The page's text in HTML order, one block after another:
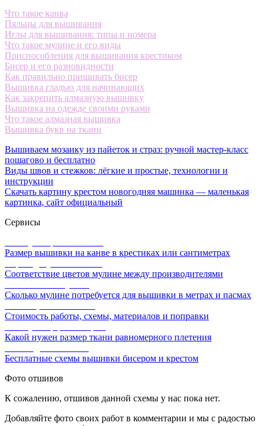
Что такое канва
Пяльцы для вышивания
Иглы для вышивания: типы и номера
Что такое мулине и его виды
Приспособления для вышивания крестиком
Бисер и его разновидности
Как правильно пришивать бисер
Вышивка гладью для начинающих
Как закрепить алмазную вышивку
Вышивка на одежде своими руками
Что такое алмазная вышивка
Вышивка букв на ткани
Вышиваем мозаику из пайеток и страз: ручной мастер-класс
пошагово и бесплатно
Виды швов и стежков: лёгкие и простые, технологии и
инструкции
Скачать картину крестом новогодняя машинка — маленькая
картинка, сайт официальный
Сервисы
Размер вышивки на канве в крестиках или сантиметрах
Соответствие цветов мулине между производителями
Сколько мулине потребуется для вышивки в метрах и пасмах
Стоимость работы, схемы, материалов и поправки
Какой нужен размер ткани равномерного плетения
Бесплатные схемы вышивки бисером и крестом
Фото отшивов
К сожалению, отшивов данной схемы у нас пока нет.
Добавляйте фото своих работ в комментарии и мы с радостью